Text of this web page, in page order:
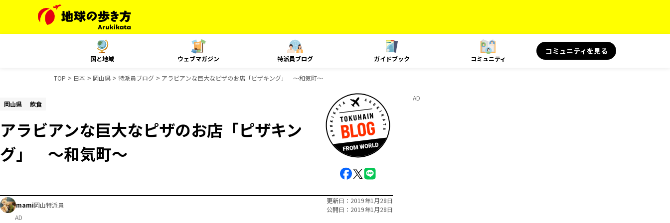
国と地域 ウェブマガジン 特派員ブログ ガイドブック コミュニティ
コミュニティを見る
TOP 日本 岡山県 特派員ブログ アラビアンな巨大なピザのお店「ピザキング」 ～和気町～
岡山県 飲食
アラビアンな巨大なピザのお店「ピザキン
グ」 ～和気町～
mami岡山特派員
更新日
2019年1月28日
公開日
2019年1月28日
AD
AD